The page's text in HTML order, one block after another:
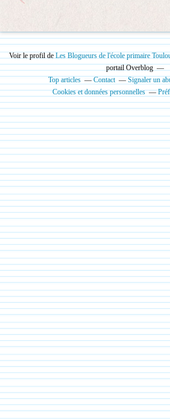
Voir le profil de Les Blogueurs de l'école primaire
portail Overblog
Top articles
Contact Signaler un
Cookies et données personnelles